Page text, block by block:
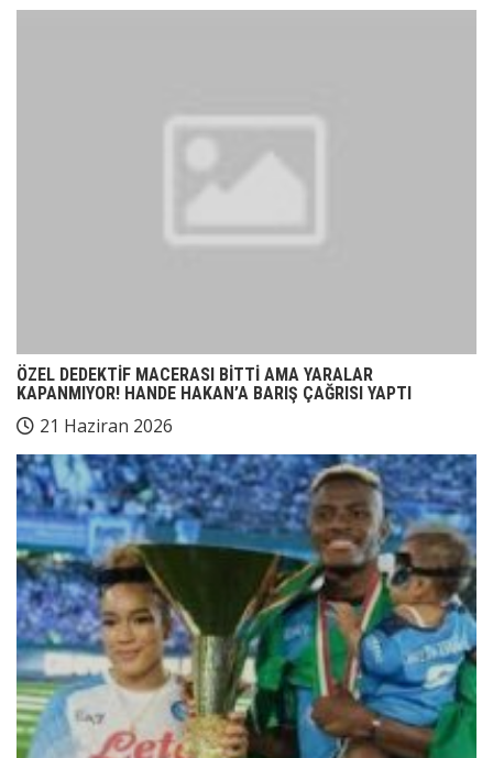
ÖZEL DEDEKTİF MACERASI BİTTİ AMA YARALAR
KAPANMIYOR! HANDE HAKAN’A BARIŞ ÇAĞRISI YAPTI
21 Haziran 2026